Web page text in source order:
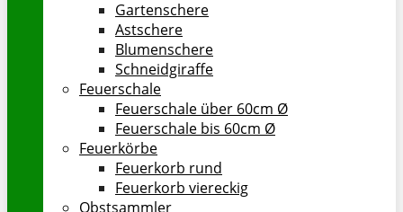
Gartenschere
Astschere
Blumenschere
Schneidgiraffe
Feuerschale
Feuerschale über 60cm Ø
Feuerschale bis 60cm Ø
Feuerkörbe
Feuerkorb rund
Feuerkorb viereckig
Obstsammler